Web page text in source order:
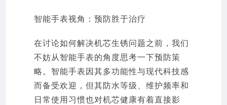
智能手表视角：预防胜于治疗
在讨论如何解决机芯生锈问题之前，我们
不妨从智能手表的角度思考一下预防策
略。智能手表因其多功能性与现代科技感
而备受欢迎，但其防水等级、维护频率和
日常使用习惯也对机芯健康有着直接影